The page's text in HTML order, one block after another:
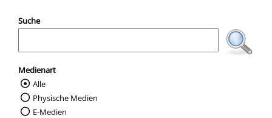
Suche
Medienart
Wählen Sie die Medienart nach der Sie
Alle
Physische Medien
E-Medien